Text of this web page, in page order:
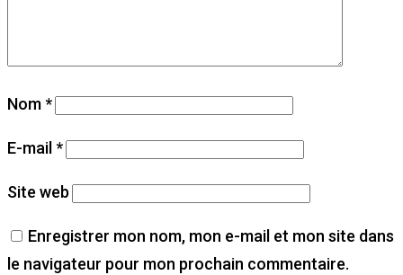
Nom*
E-mail*
Site web
Enregistrer mon nom, mon e-mail et mon site dans
le navigateur pour mon prochain commentaire.